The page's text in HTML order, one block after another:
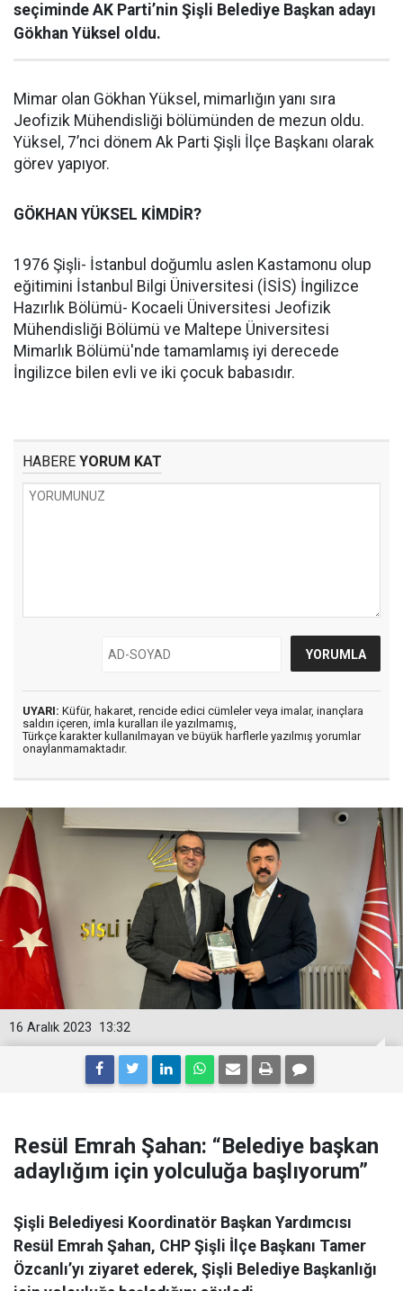
seçiminde AK Parti’nin Şişli Belediye Başkan adayı
Gökhan Yüksel oldu.
Mimar olan Gökhan Yüksel, mimarlığın yanı sıra
Jeofizik Mühendisliği bölümünden de mezun oldu.
Yüksel, 7’nci dönem Ak Parti Şişli İlçe Başkanı olarak
görev yapıyor.
GÖKHAN YÜKSEL KİMDİR?
1976 Şişli- İstanbul doğumlu aslen Kastamonu olup
eğitimini İstanbul Bilgi Üniversitesi (İSİS) İngilizce
Hazırlık Bölümü- Kocaeli Üniversitesi Jeofizik
Mühendisliği Bölümü ve Maltepe Üniversitesi
Mimarlık Bölümü'nde tamamlamış iyi derecede
İngilizce bilen evli ve iki çocuk babasıdır.
HABERE YORUM KAT
UYARI: Küfür, hakaret, rencide edici cümleler veya imalar, inançlara
saldırı içeren, imla kuralları ile yazılmamış,
Türkçe karakter kullanılmayan ve büyük harflerle yazılmış yorumlar
onaylanmamaktadır.
13:32
16 Aralık 2023
Resül Emrah Şahan: “Belediye başkan
adaylığım için yolculuğa başlıyorum”
Şişli Belediyesi Koordinatör Başkan Yardımcısı
Resül Emrah Şahan, CHP Şişli İlçe Başkanı Tamer
Özcanlı’yı ziyaret ederek, Şişli Belediye Başkanlığı